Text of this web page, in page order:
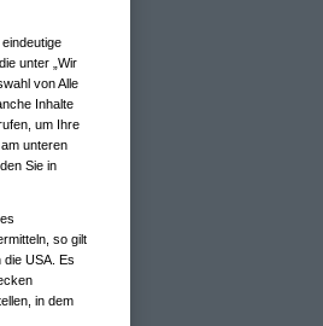
unter „Wir
von Alle
Inhalte
um Ihre
unteren
Sie in
so gilt
die USA. Es
in dem